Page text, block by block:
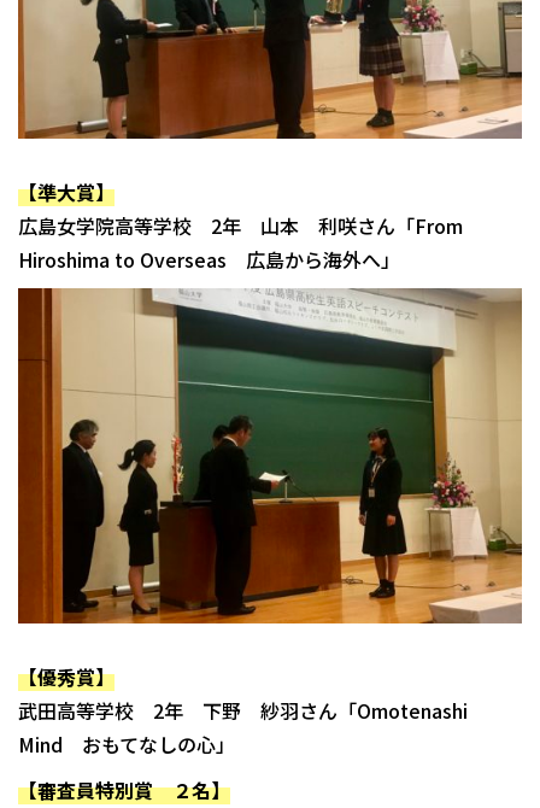
【準大賞】
広島女学院高等学校 2年 山本 利咲さん「From
Hiroshima to Overseas 広島から海外へ」
【優秀賞】
武田高等学校 2年 下野 紗羽さん「Omotenashi
Mind おもてなしの心」
【審査員特別賞 ２名】